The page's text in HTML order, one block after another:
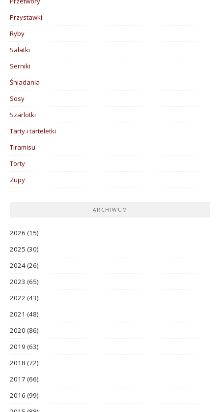
Przystawki
Ryby
Sałatki
Serniki
Śniadania
Sosy
Szarlotki
Tarty i tarteletki
Tiramisu
Torty
Zupy
ARCHIWUM
2026 (15)
2025 (30)
2024(26)
2023 (65)
2022 (43)
2021 (48)
2020 (86)
2019 (63)
2018 (72)
2017 (66)
2016 (99)